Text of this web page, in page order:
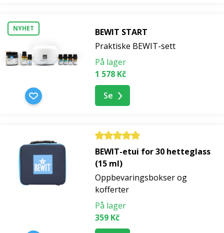
NYHET
BEWIT START
Praktiske BEWIT-sett
På lager
1 578 Kč
Se
BEWIT-etui for 30 hetteglass
(15 ml)
Oppbevaringsbokser og
kofferter
På lager
359 Kč